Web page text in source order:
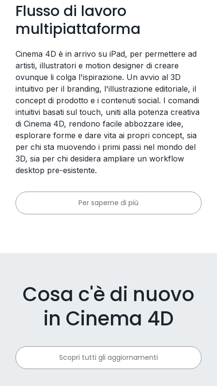
Flusso di lavoro
multipiattaforma
Cinema 4D è in arrivo su iPad, per permettere ad
artisti, illustratori e motion designer di creare
ovunque li colga l'ispirazione. Un avvio al 3D
intuitivo per il branding, l'illustrazione editoriale, il
concept di prodotto e i contenuti social. I comandi
intuitivi basati sul touch, uniti alla potenza creativa
di Cinema 4D, rendono facile abbozzare idee,
esplorare forme e dare vita ai propri concept, sia
per chi sta muovendo i primi passi nel mondo del
3D, sia per chi desidera ampliare un workflow
desktop pre-esistente.
Per saperne di più
Cosa c'è di nuovo
in Cinema 4D
Scopri tutti gli aggiornamenti